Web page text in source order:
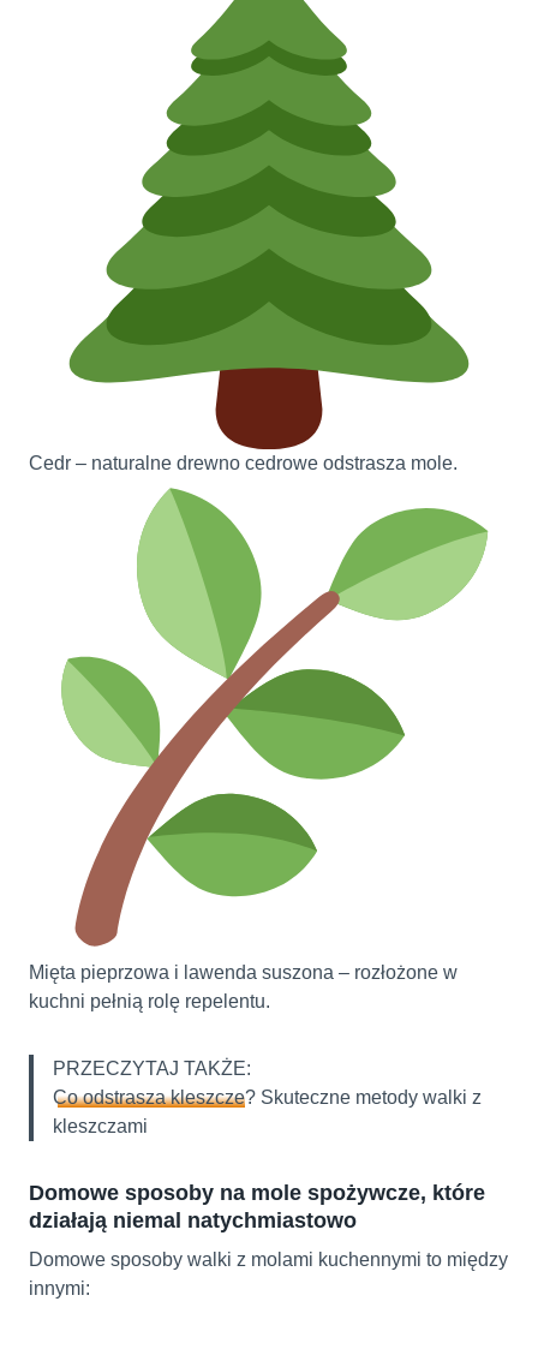
Cedr – naturalne drewno cedrowe odstrasza mole.
Mięta pieprzowa i lawenda suszona – rozłożone w
kuchni pełnią rolę repelentu.
PRZECZYTAJ TAKŻE:
Co odstrasza kleszcze? Skuteczne metody walki z
kleszczami
Domowe sposoby na mole spożywcze, które
działają niemal natychmiastowo
Domowe sposoby walki z molami kuchennymi to między
innymi: